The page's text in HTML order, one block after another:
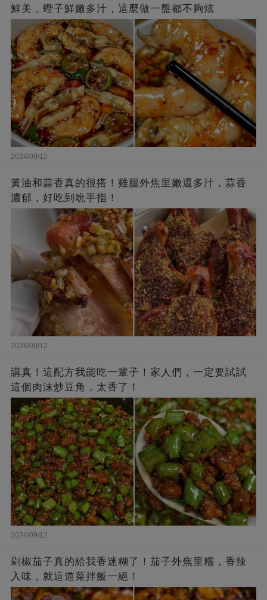
鮮美，蟶子鮮嫩多汁，這麼做一盤都不夠炫
2024/09/12
黃油和蒜香真的很搭！雞腿外焦里嫩還多汁，蒜香
濃郁，好吃到吮手指！
2024/09/12
講真！這配方我能吃一輩子！家人們，一定要試試
這個肉沫炒豆角，太香了！
2024/09/12
剁椒茄子真的給我香迷糊了！茄子外焦里糯，香辣
入味，就這道菜拌飯一絕！